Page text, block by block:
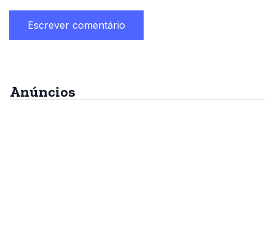
Anúncios